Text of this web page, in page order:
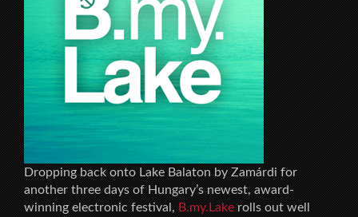
Dropping back onto Lake Balaton by Zamárdi for
another three days of Hungary’s newest, award-
winning electronic festival,B.my.Lakerolls out well